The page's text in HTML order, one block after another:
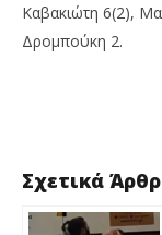
Καβακιώτη 6(2),
Δρομπούκη 2.
Σχετικά